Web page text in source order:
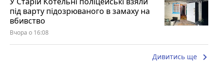
під варту підозрюваного в замаху на
вбивство
Вчора о 16:08
Дивитись ще keyboard_arrow_right